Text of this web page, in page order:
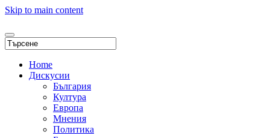
Skip to main content
Home
Дискусии
България
Култура
Европа
Мнения
Политика